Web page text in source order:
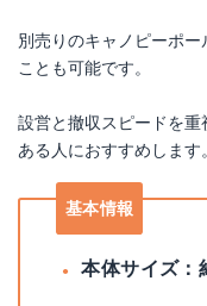
別売りのキャノピーポ
ことも可能です。
設営と撤収スピードを
ある人におすすめします。
基本情報
本体サイズ